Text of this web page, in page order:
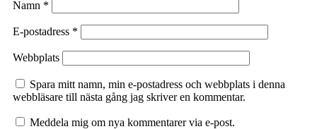
Namn *
E-postadress *
Webbplats
Spara mitt namn, min e-postadress och webbplats i denna
webbläsare till nästa gång jag skriver en kommentar.
Meddela mig om nya kommentarer via e-post.